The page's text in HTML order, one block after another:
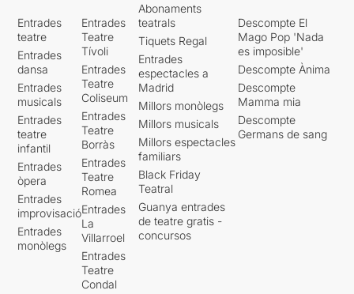
Entrades
teatre
Entrades
dansa
Entrades
musicals
Entrades
teatre
infantil
Entrades
òpera
Entrades
improvisació
Entrades
monòlegs
Entrades
Teatre
Tívoli
Entrades
Teatre
Coliseum
Entrades
Teatre
Borràs
Entrades
Teatre
Romea
Entrades
La
Villarroel
Entrades
Teatre
Condal
Abonaments
teatrals
Tiquets Regal
Entrades
espectacles a
Madrid
Millors monòlegs
Millors musicals
Millors espectacles
familiars
Black Friday
Teatral
Guanya entrades
de teatre gratis -
concursos
Descompte El
Mago Pop 'Nada
es imposible'
Descompte Ànima
Descompte
Mamma mia
Descompte
Germans de sang